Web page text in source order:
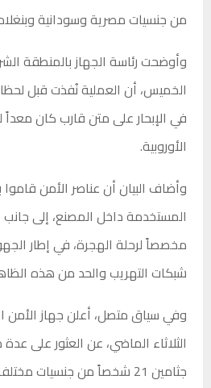
من جنسيات مصرية وسودانية
وأوضحت رئاسة الجهاز بالمنطقة
الخميس، أن العملية نُفذت قبل
في الإبحار على متن قارب كان معداً
الأوروبية.
وأضاف البيان أن عناصر الأمن
المستخدمة داخل المصنع، إلى
مخصصاً لرحلة الهجرة، في إطار
شبكات التهريب والحد من هذه
وفي سياق متصل، أعلن جهاز الأمن
الثلاثاء الماضي، عن العثور على
جثامين 21 شخصاً من جنسيات